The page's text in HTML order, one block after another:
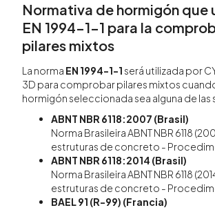
Normativa de hormigón que
EN 1994-1-1 para la
pilares mixtos
La norma EN 1994-1-1 será utilizada por
3D para comprobar pilares mixtos
hormigón seleccionada sea alguna de las
ABNT NBR 6118:2007 (Brasil)
Norma Brasileira ABNT NBR 6118
estruturas de concreto -
ABNT NBR 6118:2014 (Brasil)
Norma Brasileira ABNT NBR 6118
estruturas de concreto -
BAEL 91 (R-99) (Francia)